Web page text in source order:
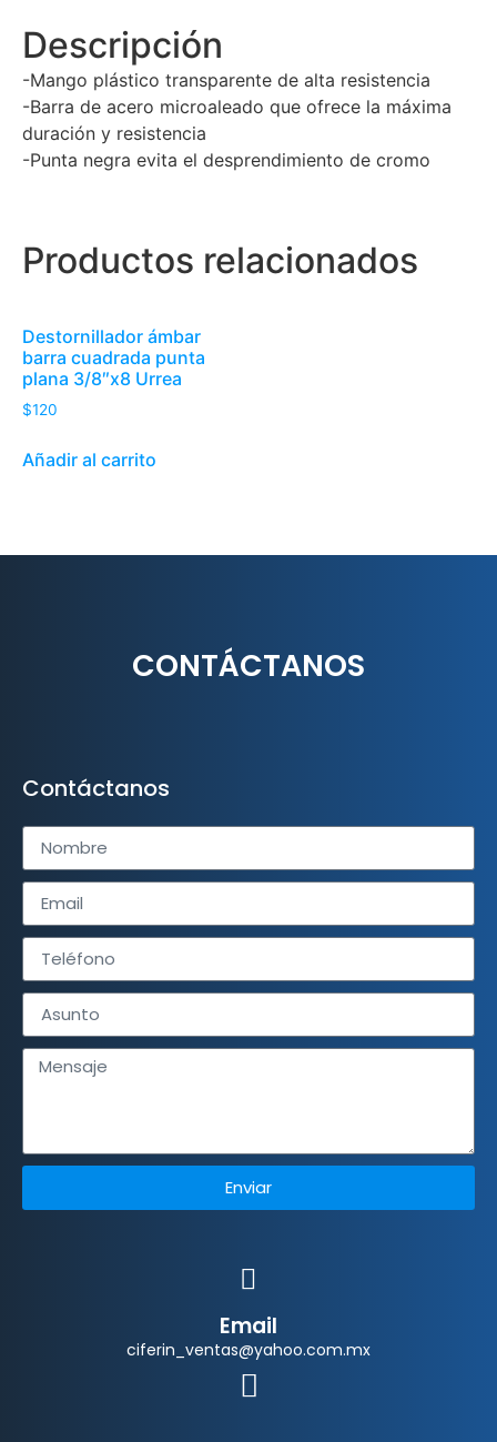
Descripción
-Mango plástico transparente de alta resistencia
-Barra de acero microaleado que ofrece la máxima
duración y resistencia
-Punta negra evita el desprendimiento de cromo
Productos relacionados
Destornillador ámbar
barra cuadrada punta
plana 3/8″x8 Urrea
$120
Añadir al carrito
CONTÁCTANOS
Contáctanos
Enviar
Email
ciferin_ventas@yahoo.com.mx